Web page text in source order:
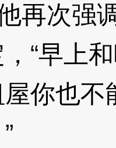
次强
“早上
你也